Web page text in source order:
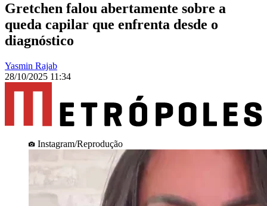
Gretchen falou abertamente sobre a
queda capilar que enfrenta desde o
diagnóstico
Yasmin Rajab
28/10/2025 11:34
Instagram/Reprodução